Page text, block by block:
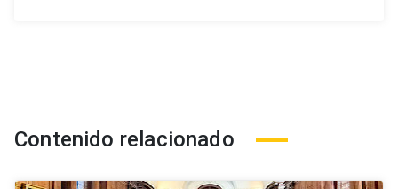
Contenido relacionado